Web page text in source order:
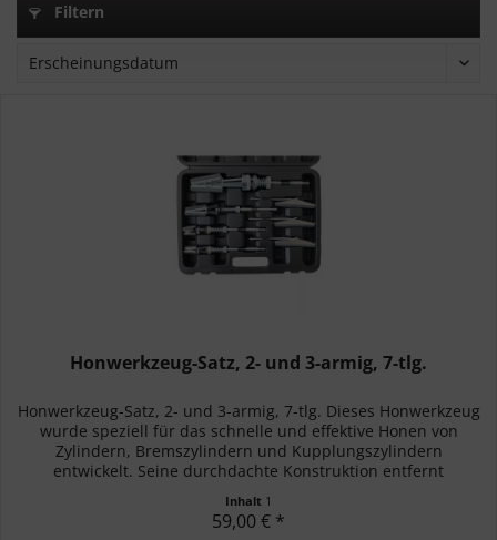
Filtern
Honwerkzeug-Satz, 2- und 3-armig, 7-tlg.
Honwerkzeug-Satz, 2- und 3-armig, 7-tlg. Dieses Honwerkzeug
wurde speziell für das schnelle und effektive Honen von
Zylindern, Bremszylindern und Kupplungszylindern
entwickelt. Seine durchdachte Konstruktion entfernt
Inhalt 1
59,00 € *